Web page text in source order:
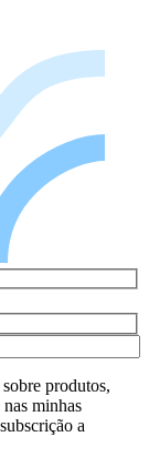
produtos,
minhas
a